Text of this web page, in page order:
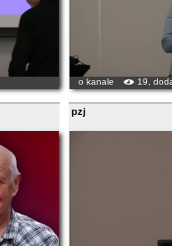
o kanale 19,
pzj